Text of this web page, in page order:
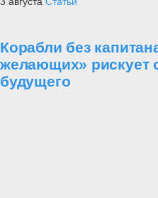
Корабли без
желающих» рискует
будущего